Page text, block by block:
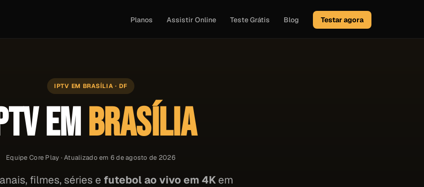
Planos Assistir Online Teste Grátis Blog Testar agora
IPTV EM BRASÍLIA · DF
EMBRASÍLIA
Equipe Core Play · Atualizado em 6 de agosto de 2026
filmes, séries e futebol ao vivo em 4K em